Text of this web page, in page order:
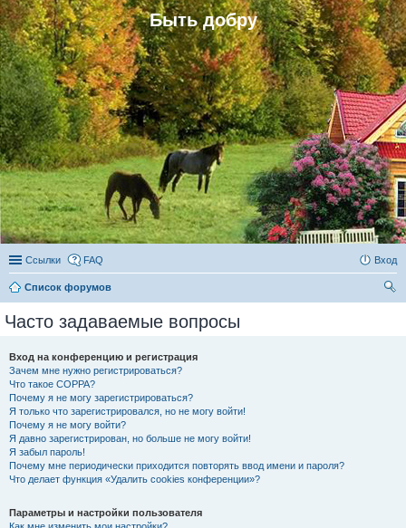
Быть добру
Ссылки FAQ Вход
Список форумов
Часто задаваемые вопросы
Вход на конференцию и регистрация
Зачем мне нужно регистрироваться?
Что такое COPPA?
Почему я не могу зарегистрироваться?
Я только что зарегистрировался, но не могу войти!
Почему я не могу войти?
Я давно зарегистрирован, но больше не могу войти!
Я забыл пароль!
Почему мне периодически приходится повторять ввод имени и пароля?
Что делает функция «Удалить cookies конференции»?
Параметры и настройки пользователя